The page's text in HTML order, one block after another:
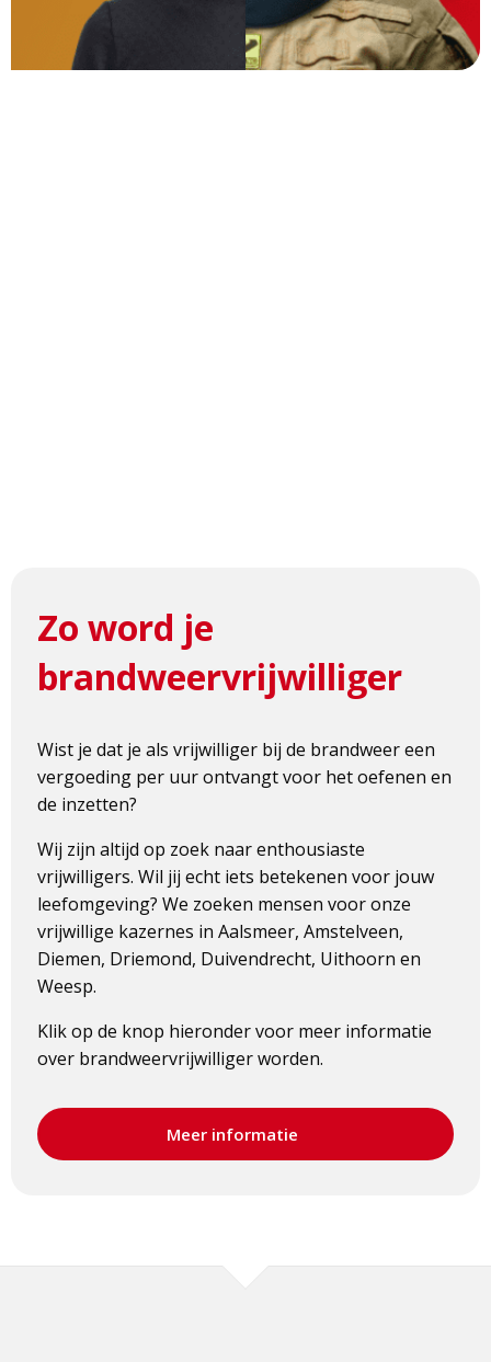
Zo word je
brandweervrijwilliger
Wist je dat je als vrijwilliger bij de brandweer een
vergoeding per uur ontvangt voor het oefenen en
de inzetten?
Wij zijn altijd op zoek naar enthousiaste
vrijwilligers. Wil jij echt iets betekenen voor jouw
leefomgeving? We zoeken mensen voor onze
vrijwillige kazernes in Aalsmeer, Amstelveen,
Diemen, Driemond, Duivendrecht, Uithoorn en
Weesp.
Klik op de knop hieronder voor meer informatie
over brandweervrijwilliger worden.
Meer informatie